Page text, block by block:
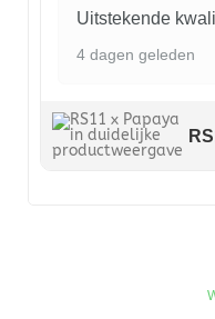
Uitstekende
4 dagen geleden